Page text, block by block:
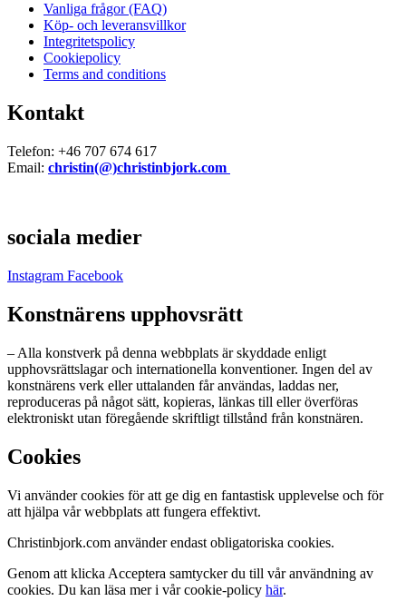
Vanliga frågor (FAQ)
Köp- och leveransvillkor
Integritetspolicy
Cookiepolicy
Terms and conditions
Kontakt
Telefon: +46 707 674 617
Email: christin(@)christinbjork.com
sociala medier
Instagram Facebook
Konstnärens upphovsrätt
– Alla konstverk på denna webbplats är skyddade enligt
upphovsrättslagar och internationella konventioner. Ingen del av
konstnärens verk eller uttalanden får användas, laddas ner,
reproduceras på något sätt, kopieras, länkas till eller överföras
elektroniskt utan föregående skriftligt tillstånd från konstnären.
Cookies
Vi använder cookies för att ge dig en fantastisk upplevelse och för
att hjälpa vår webbplats att fungera effektivt.
Christinbjork.com använder endast obligatoriska cookies.
Genom att klicka Acceptera samtycker du till vår användning av
cookies. Du kan läsa mer i vår cookie-policy här.